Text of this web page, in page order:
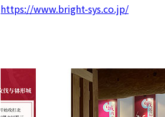
https://www.bright-sys.co.jp/